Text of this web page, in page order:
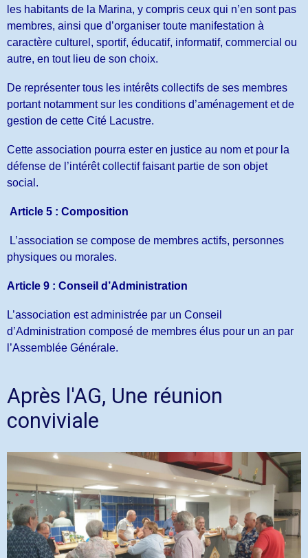
les habitants de la Marina, y compris ceux qui n’en sont pas
membres, ainsi que d’organiser toute manifestation à
caractère culturel, sportif, éducatif, informatif, commercial ou
autre, en tout lieu de son choix.
De représenter tous les intérêts collectifs de ses membres
portant notamment sur les conditions d’aménagement et de
gestion de cette Cité Lacustre.
Cette association pourra ester en justice au nom et pour la
défense de l’intérêt collectif faisant partie de son objet
social.
Article 5 : Composition
L’association se compose de membres actifs, personnes
physiques ou morales.
Article 9 : Conseil d’Administration
L’association est administrée par un Conseil
d’Administration composé de membres élus pour un an par
l’Assemblée Générale.
Après l'AG, Une réunion
conviviale